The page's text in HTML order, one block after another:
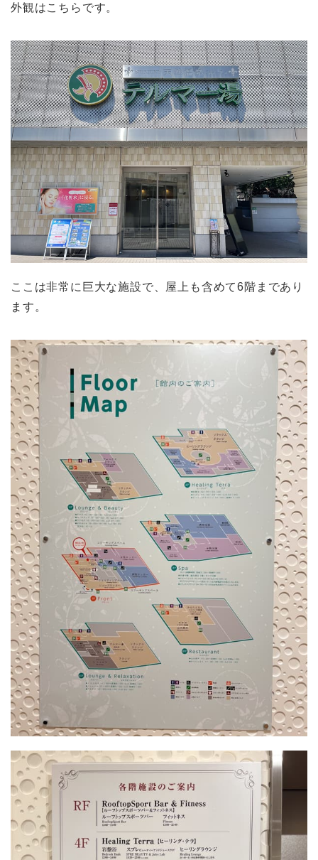
外観はこちらです。
ここは非常に巨大な施設で、屋上も含めて6階まであり
ます。